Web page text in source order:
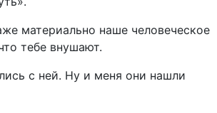
материально наше человеческое
тебе внушают.
с ней. Ну и меня они нашли